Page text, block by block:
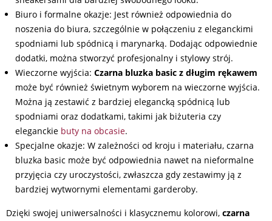
Biuro i formalne okazje: Jest również odpowiednia do
noszenia do biura, szczególnie w połączeniu z eleganckimi
spodniami lub spódnicą i marynarką. Dodając odpowiednie
dodatki, można stworzyć profesjonalny i stylowy strój.
Wieczorne wyjścia: Czarna bluzka basic z długim rękawem
może być również świetnym wyborem na wieczorne wyjścia.
Można ją zestawić z bardziej elegancką spódnicą lub
spodniami oraz dodatkami, takimi jak biżuteria czy
eleganckie buty na obcasie.
Specjalne okazje: W zależności od kroju i materiału, czarna
bluzka basic może być odpowiednia nawet na nieformalne
przyjęcia czy uroczystości, zwłaszcza gdy zestawimy ją z
bardziej wytwornymi elementami garderoby.
Dzięki swojej uniwersalności i klasycznemu kolorowi, czarna